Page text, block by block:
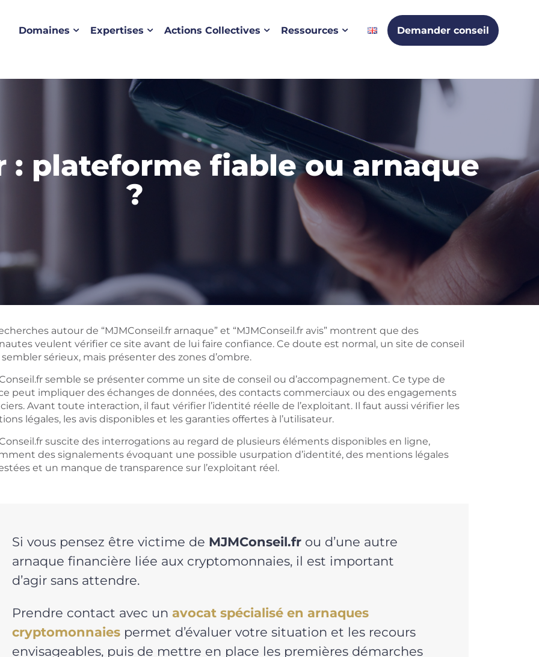
Domaines Expertises Actions Collectives Ressources Demander conseil
: plateforme fiable ou arnaque
?
autour de “MJMConseil.fr arnaque” et “MJMConseil.fr avis” montrent que des
veulent vérifier ce site avant de lui faire confiance. Ce doute est normal, un site de conseil
sérieux, mais présenter des zones d’ombre.
semble se présenter comme un site de conseil ou d’accompagnement. Ce type de
peut impliquer des échanges de données, des contacts commerciaux ou des engagements
Avant toute interaction, il faut vérifier l’identité réelle de l’exploitant. Il faut aussi vérifier les
légales, les avis disponibles et les garanties offertes à l’utilisateur.
suscite des interrogations au regard de plusieurs éléments disponibles en ligne,
des signalements évoquant une possible usurpation d’identité, des mentions légales
et un manque de transparence sur l’exploitant réel.
Si vous pensez être victime de MJMConseil.fr ou d’une autre
arnaque financière liée aux cryptomonnaies, il est important
d’agir sans attendre.
Prendre contact avec un avocat spécialisé en arnaques
cryptomonnaies permet d’évaluer votre situation et les recours
envisageables, puis de mettre en place les premières démarches